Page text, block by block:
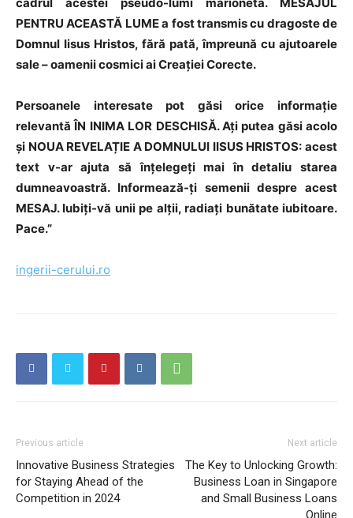
PENTRU ACEASTĂ LUME a fost transmis cu dragoste de
Domnul Iisus Hristos, fără pată, împreună cu ajutoarele
sale – oamenii cosmici ai Creației Corecte.
Persoanele interesate pot găsi orice informație
relevantă ÎN INIMA LOR DESCHISĂ. Ați putea găsi acolo
și NOUA REVELAȚIE A DOMNULUI IISUS HRISTOS: acest
text v-ar ajuta să înțelegeți mai în detaliu starea
dumneavoastră. Informează-ți semenii despre acest
MESAJ. Iubiți-vă unii pe alții, radiați bunătate iubitoare.
Pace.”
ingerii-cerului.ro
Previous article
Innovative Business Strategies
for Staying Ahead of the
Competition in 2024
Next article
The Key to Unlocking Growth:
Business Loan in Singapore
and Small Business Loans
Online